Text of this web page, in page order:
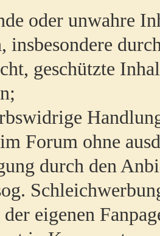
oder unwahre
insbesondere
geschützte
Forum ohne
durch den
eigenen